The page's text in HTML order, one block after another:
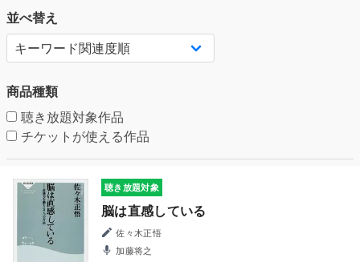
並べ替え
商品種類
聴き放題対象作品
チケットが使える作品
聴き放題対象
脳は直感している
佐々木正悟
加藤将之